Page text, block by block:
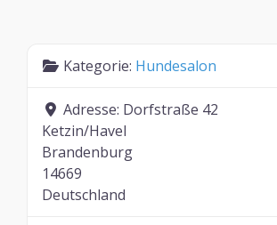
Kategorie: Hundesalon
Adresse: Dorfstraße 42
Ketzin/Havel
Brandenburg
14669
Deutschland